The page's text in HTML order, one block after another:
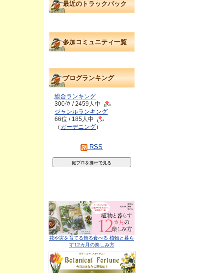
最近のトラックバック
参加コミュニティ一覧
ブログランキング
総合ランキング
300位 / 2459人中
ジャンルランキング
66位 / 185人中
（ ガーデニング）
RSS
花や実を育てる飾る食べる 植物と暮ら
す12カ月の楽しみ方